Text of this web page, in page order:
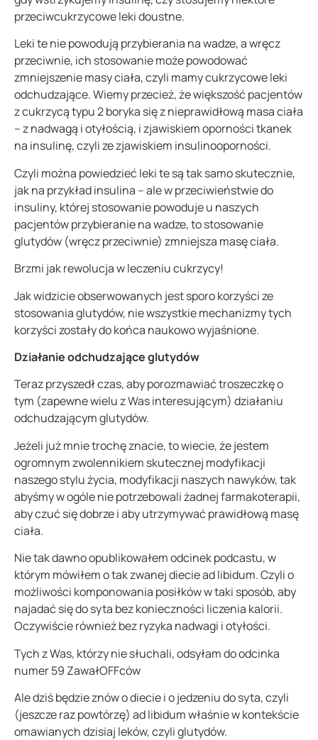
przeciwcukrzycowe leki doustne.
Leki te nie powodują przybierania na wadze, a wręcz
przeciwnie, ich stosowanie może powodować
zmniejszenie masy ciała, czyli mamy cukrzycowe leki
odchudzające.Wiemy przecież, że większość pacjentów
z cukrzycą typu 2 boryka się z nieprawidłową masa ciała
– z nadwagą i otyłością, i zjawiskiem oporności tkanek
na insulinę, czyli ze zjawiskiem insulinooporności.
Czyli można powiedzieć leki te są tak samo skutecznie,
jak na przykład insulina – ale w przeciwieństwie do
insuliny, której stosowanie powoduje u naszych
pacjentów przybieranie na wadze, to stosowanie
glutydów (wręcz przeciwnie) zmniejsza masę ciała.
Brzmi jak rewolucja w leczeniu cukrzycy!
Jak widzicie obserwowanych jest sporo korzyści ze
stosowania glutydów, nie wszystkie mechanizmy tych
korzyści zostały do końca naukowo wyjaśnione.
Działanie odchudzające glutydów
Teraz przyszedł czas, aby porozmawiać troszeczkę o
tym (zapewne wielu z Was interesującym) działaniu
odchudzającym glutydów.
Jeżeli już mnie trochę znacie, to wiecie, że jestem
ogromnym zwolennikiem skutecznej modyfikacji
naszego stylu życia, modyfikacji naszych nawyków, tak
abyśmy w ogóle nie potrzebowali żadnej farmakoterapii,
aby czuć się dobrze i aby utrzymywać prawidłową masę
ciała.
Nie tak dawno opublikowałem odcinek podcastu, w
którym mówiłem o tak zwanej diecie ad libidum. Czyli o
możliwości komponowania posiłków w taki sposób, aby
najadać się do syta bez konieczności liczenia kalorii.
Oczywiście również bez ryzyka nadwagi i otyłości.
Tych z Was, którzy nie słuchali, odsyłam do odcinka
numer 59 ZawałOFFców
Ale dziś będzie znów o diecie i o jedzeniu do syta, czyli
(jeszcze raz powtórzę) ad libidum właśnie w kontekście
omawianych dzisiaj leków, czyli glutydów.